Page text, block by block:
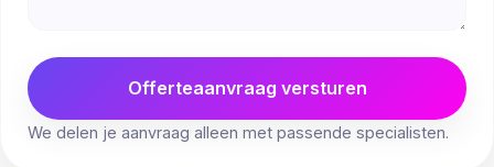
Offerteaanvraag versturen
We delen je aanvraag alleen met passende specialisten.